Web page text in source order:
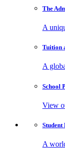
The
A
Tuition
A
School
View
Student
A